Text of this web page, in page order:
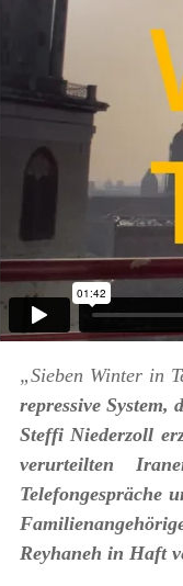
„Sieben Winter in
repressive System,
Steffi Niederzoll
verurteilten
Telefongespräche
Reyhaneh in Haft